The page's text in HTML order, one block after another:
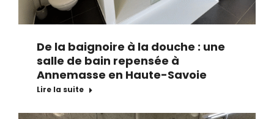
De la baignoire à la douche : une
salle de bain repensée à
Annemasse en Haute-Savoie
Lire la suite